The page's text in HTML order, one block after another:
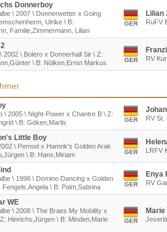
Donnerboy
\ 2007 \ Donnerwetter x Going
Ulrike \ B:
Familie,Zimmermann, Lilian
GER
Lilian
RuFV
2002 \ Bolero x Donnerhall Sir \ Z:
\ B: Nölken,Ernst Markus
GER RV
\ 2005 \ Night-Power x Chantre B \ Z:
\ B: Göken,Marlis
GER RV St.
Little Boy
\ Pernod x Hamrik's Golden Arak
\ B: Hans,Miriam
GER LRFV
\ 1998 \ Domino Dancing x Golden
Fengels,Angela \ B: Palm,Sabrina
GER
Enya
RV
WE
\ 2008 \ The Braes My Mobility x
Hinrichs,Jürgen \ B: Minden,Marie
GER